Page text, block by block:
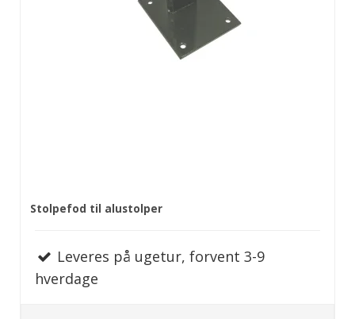
Stolpefod til alustolper
Leveres på ugetur, forvent 3-9
hverdage